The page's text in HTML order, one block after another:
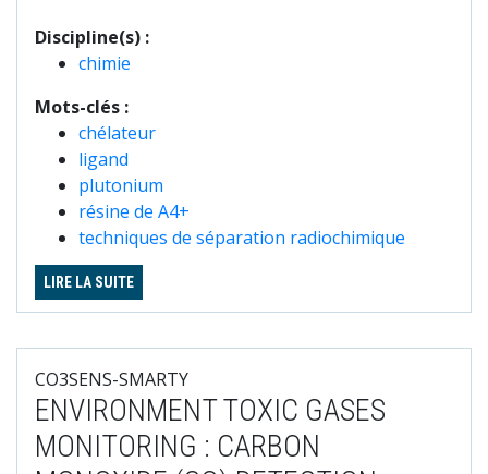
Discipline(s) :
chimie
Mots-clés :
chélateur
ligand
plutonium
résine de A4+
techniques de séparation radiochimique
LIRE LA SUITE
CO3SENS-SMARTY
ENVIRONMENT TOXIC GASES
MONITORING : CARBON